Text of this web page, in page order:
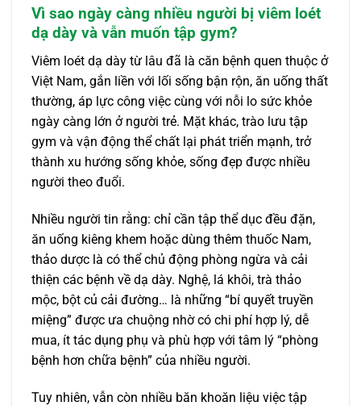
Vì sao ngày càng nhiều người bị viêm loét
dạ dày và vẫn muốn tập gym?
Viêm loét dạ dày từ lâu đã là căn bệnh quen thuộc ở
Việt Nam, gắn liền với lối sống bận rộn, ăn uống thất
thường, áp lực công việc cùng với nỗi lo sức khỏe
ngày càng lớn ở người trẻ. Mặt khác, trào lưu tập
gym và vận động thể chất lại phát triển mạnh, trở
thành xu hướng sống khỏe, sống đẹp được nhiều
người theo đuổi.
Nhiều người tin rằng: chỉ cần tập thể dục đều đặn,
ăn uống kiêng khem hoặc dùng thêm thuốc Nam,
thảo dược là có thể chủ động phòng ngừa và cải
thiện các bệnh về dạ dày. Nghệ, lá khôi, trà thảo
mộc, bột củ cải đường… là những “bí quyết truyền
miệng” được ưa chuộng nhờ có chi phí hợp lý, dễ
mua, ít tác dụng phụ và phù hợp với tâm lý “phòng
bệnh hơn chữa bệnh” của nhiều người.
Tuy nhiên, vẫn còn nhiều băn khoăn liệu việc tập